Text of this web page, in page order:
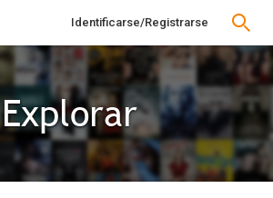
Identificarse/Registrarse
Explorar